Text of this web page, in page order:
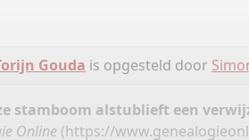
Gouda is opgesteld door
stamboom alstublieft een
Online (https://